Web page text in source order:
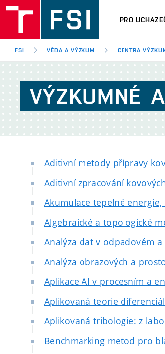
PRO
FSI VĚDA A VÝZKUM CENTRA
VÝZKUMNÉ
Aditivní metody přípravy
Aditivní zpracování
Akumulace tepelné
Algebraické a topologické
Analýza dat v odpadovém
Analýza obrazových a
Aplikace AI v procesním a
Aplikovaná teorie
Aplikovaná tribologie: z
Benchmarking metod pro